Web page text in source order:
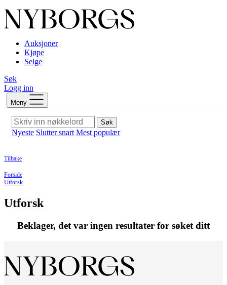
Auksjoner
Kjøpe
Selge
Søk
Logg inn
Meny
Søk
Nyeste Slutter snart Mest populær
Tilbake
Forside
Utforsk
Utforsk
Beklager, det var ingen resultater for søket ditt